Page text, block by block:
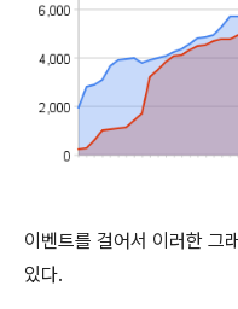
이벤트를 걸어서 이러한 그
있다.